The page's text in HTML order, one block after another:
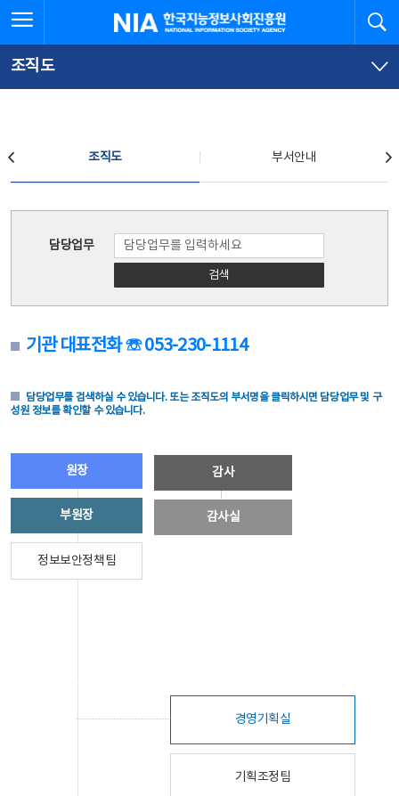
문
로
가
체
뉴
바
가
한국지능정보사회진흥원
조직도
조직도 부서안내
담당업무
검색
기관 대표전화 ☏ 053-230-1114
담당업무를 검색하실 수 있습니다. 또는 조직도의 부서명을 클릭하시면 담당업무 및 구
성원 정보를 확인할 수 있습니다.
원장
부원장
정보보안정책팀
감사
감사실
경영기획실
기획조정팀